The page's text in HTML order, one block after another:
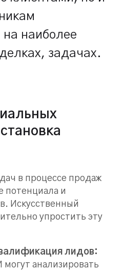
на наиболее
задачах.
в процессе продаж
потенциала и
Искусственный
упростить эту
лидов:
анализировать